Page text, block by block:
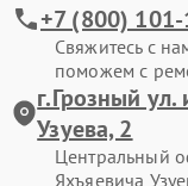
+7 (800)
Свяжитесь с
поможем с
г.Грозный
Узуева, 2
Центральный
Яхъяевича